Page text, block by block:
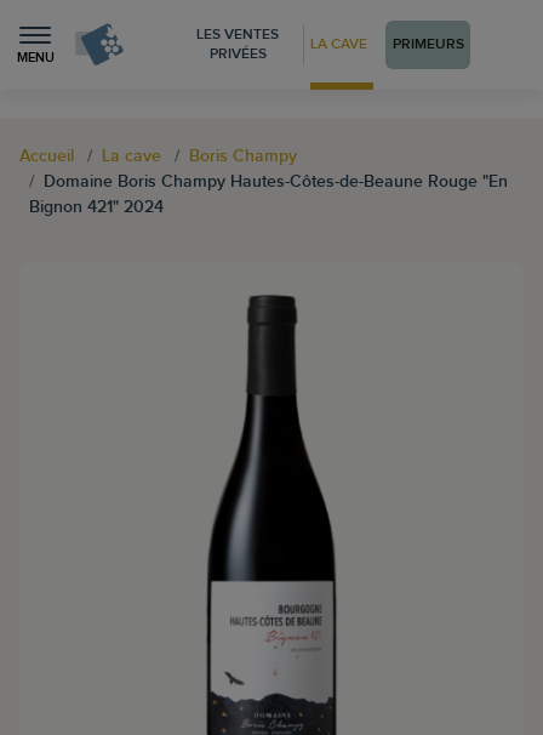
MENU
LES VENTES
PRIVÉES
LA CAVE PRIMEURS
Accueil La cave
Boris Champy
Domaine Boris Champy Hautes-Côtes-de-Beaune Rouge "En
Bignon 421" 2024